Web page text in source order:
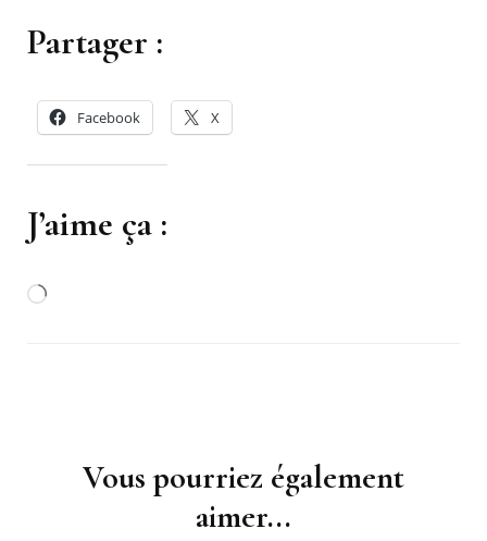
Partager :
Facebook X
J’aime ça :
Chargement…
Vous pourriez également
aimer...